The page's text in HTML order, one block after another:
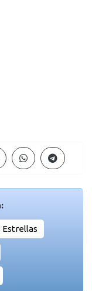
Estrellas